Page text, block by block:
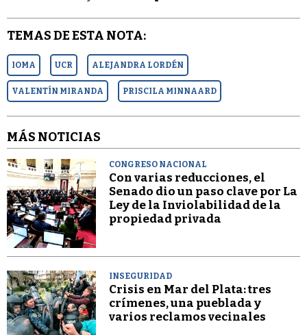
TEMAS DE ESTA NOTA:
IOMA UCR ALEJANDRA LORDÉN
VALENTÍN MIRANDA PRISCILA MINNAARD
MÁS NOTICIAS
CONGRESO NACIONAL
Con varias reducciones, el
Senado dio un paso clave por La
Ley de la Inviolabilidad de la
propiedad privada
INSEGURIDAD
Crisis en Mar del Plata: tres
crímenes, una pueblada y
varios reclamos vecinales